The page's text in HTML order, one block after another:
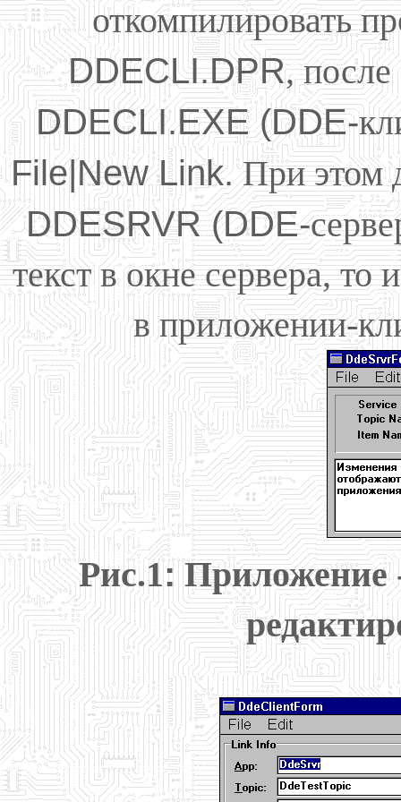
откомпилировать
DDECLI.DPR, после
DDECLI.EXE (DDE-
File|New Link.При этом
DDESRVR (DDE-
текст в окне сервера, то
в приложении-
Рис.1: